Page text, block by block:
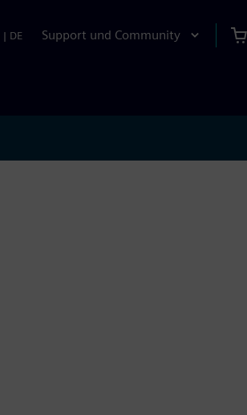
| DE Support und Community